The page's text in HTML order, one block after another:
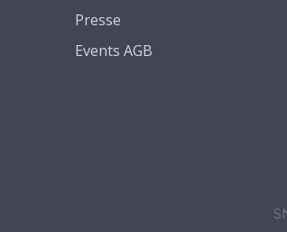
Presse
Events AGB